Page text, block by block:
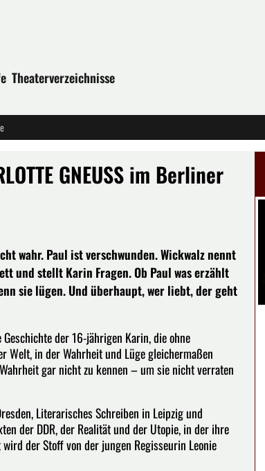
Theaterverzeichnisse
GNEUSS im Berliner
wahr. Paul ist verschwunden. Wickwalz nennt
und stellt Karin Fragen. Ob Paul was erzählt
sie lügen. Und überhaupt, wer liebt, der geht
der 16-jährigen Karin, die ohne
Welt, in der Wahrheit und Lüge gleichermaßen
gar nicht zu kennen – um sie nicht verraten
Literarisches Schreiben in Leipzig und
der DDR, der Realität und der Utopie, in der ihre
der Stoff von der jungen Regisseurin Leonie